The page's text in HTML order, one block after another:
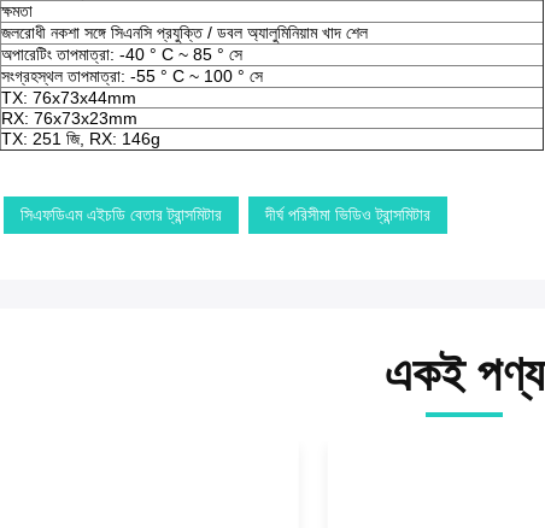
ক্ষমতা
জলরোধী নকশা সঙ্গে সিএনসি প্রযুক্তি / ডবল অ্যালুমিনিয়াম খাদ শেল
অপারেটিং তাপমাত্রা: -40 ° C ~ 85 ° সে
সংগ্রহস্থল তাপমাত্রা: -55 ° C ~ 100 ° সে
TX: 76x73x44mm
RX: 76x73x23mm
TX: 251 জি, RX: 146g
সিএফডিএম এইচডি বেতার ট্রান্সমিটার দীর্ঘ পরিসীমা ভিডিও ট্রান্সমিটার
একই পণ্য